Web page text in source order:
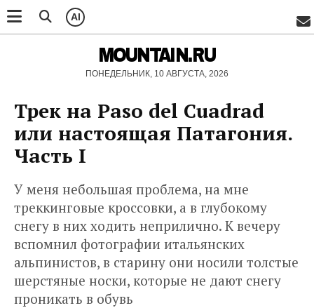
AI
MOUNTAIN.RU
ПОНЕДЕЛЬНИК, 10 АВГУСТА, 2026
Трек на Paso del Cuadrad
или настоящая Патагония.
Часть I
У меня небольшая проблема, на мне
треккинговые кроссовки, а в глубокому
снегу в них ходить неприлично. К вечеру
вспомнил фотографии итальянских
альпинистов, в старину они носили толстые
шерстяные носки, которые не дают снегу
проникать в обувь